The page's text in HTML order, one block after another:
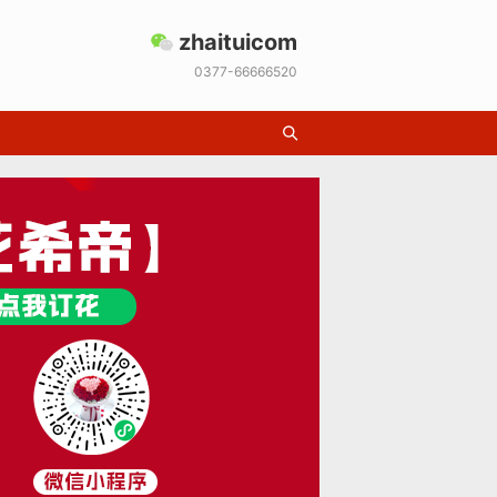
zhaituicom
0377-66666520